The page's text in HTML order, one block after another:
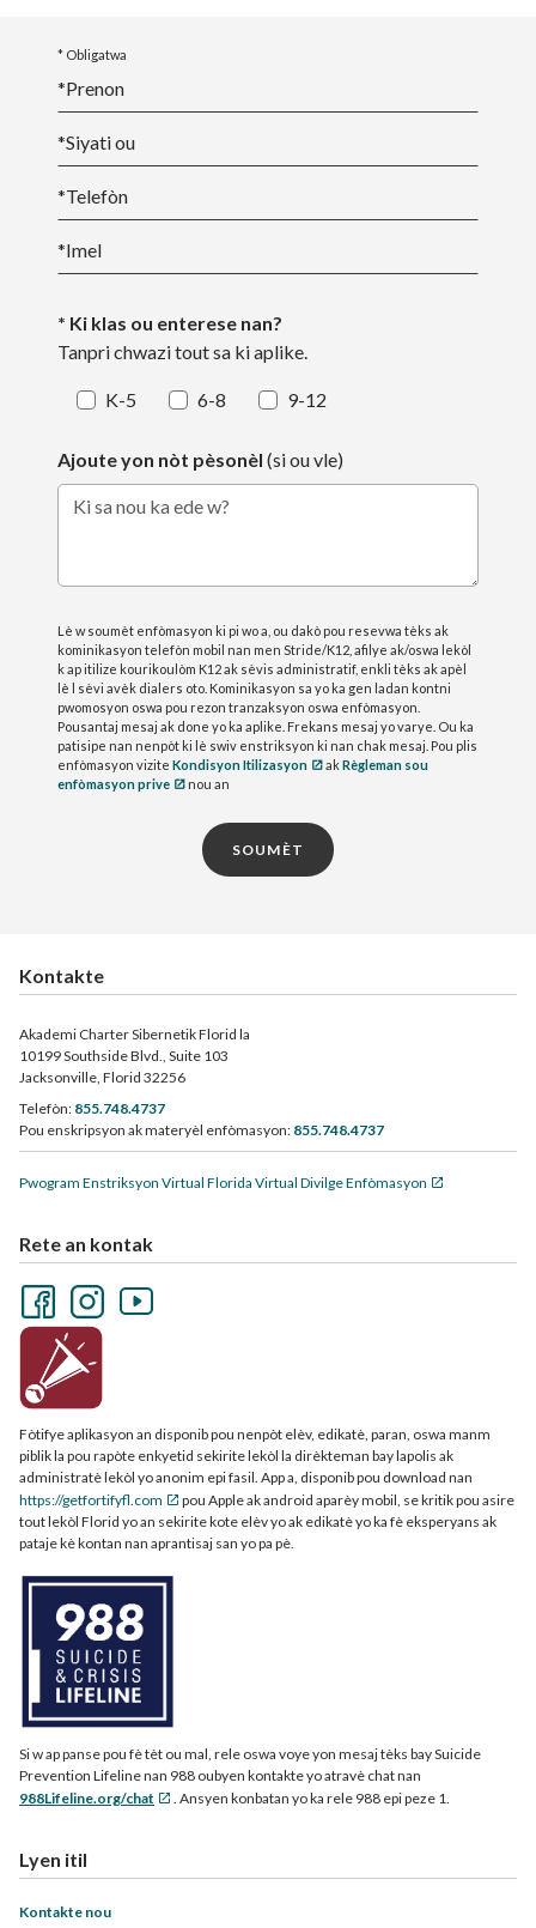
* Obligatwa
*Prenon
*Siyati ou
*Telefòn
*Imel
* Ki klas ou enterese nan?
Tanpri chwazi tout sa ki aplike.
K-5 6-8 9-12
Ajoute yon nòt pèsonèl (si ou vle)
Ki sa nou ka ede w?
Lè w soumèt enfòmasyon ki pi wo a, ou dakò pou resevwa tèks ak
kominikasyon telefòn mobil nan men Stride/K12, afilye ak/oswa lekòl
k ap itilize kourikoulòm K12 ak sèvis administratif, enkli tèks ak apèl
lè l sèvi avèk dialers oto. Kominikasyon sa yo ka gen ladan kontni
pwomosyon oswa pou rezon tranzaksyon oswa enfòmasyon.
Pousantaj mesaj ak done yo ka aplike. Frekans mesaj yo varye. Ou ka
patisipe nan nenpòt ki lè swiv enstriksyon ki nan chak mesaj. Pou plis
enfòmasyon vizite Kondisyon Itilizasyon akRègleman sou
enfòmasyon prive
nou an
SOUMÈT
Kontakte
Akademi Charter Sibernetik Florid la
10199 Southside Blvd., Suite 103
Jacksonville, Florid 32256
Telefòn: 855.748.4737
Pou enskripsyon ak materyèl enfòmasyon: 855.748.4737
Pwogram Enstriksyon Virtual Florida Virtual Divilge Enfòmasyon
Rete an kontak
Fòtifye aplikasyon an disponib pou nenpòt elèv, edikatè, paran, oswa manm
piblik la pou rapòte enkyetid sekirite lekòl la dirèkteman bay lapolis ak
administratè lekòl yo anonim epi fasil. App a, disponib pou download nan
https://getfortifyfl.com
pou Apple ak android aparèy mobil, se kritik pou asire
tout lekòl Florid yo an sekirite kote elèv yo ak edikatè yo ka fè eksperyans ak
pataje kè kontan nan aprantisaj san yo pa pè.
Si w ap panse pou fè tèt ou mal, rele oswa voye yon mesaj tèks bay Suicide
Prevention Lifeline nan 988 oubyen kontakte yo atravè chat nan
988Lifeline.org/chat
. Ansyen konbatan yo ka rele 988 epi peze 1.
Lyen itil
Kontakte nou